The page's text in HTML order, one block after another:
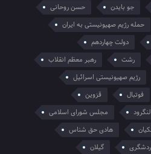
جو بایدن
حسن روحانی
حمله رژیم صهیونیستی به ایران
دولت چهاردهم
رشت
رهبر معظم انقلاب
رژیم صهیونیستی اسرائیل
فوتبال
قزوین
لنگرود
مجلس شورای اسلامی
هادی حق شناس
گیلان